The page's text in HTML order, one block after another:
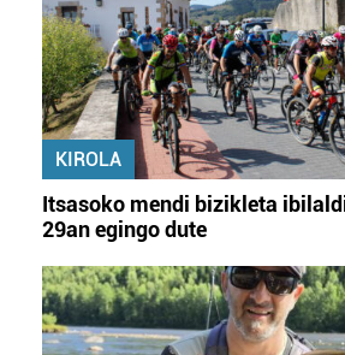
KIROLA
Itsasoko mendi bizikleta
29an egingo dute